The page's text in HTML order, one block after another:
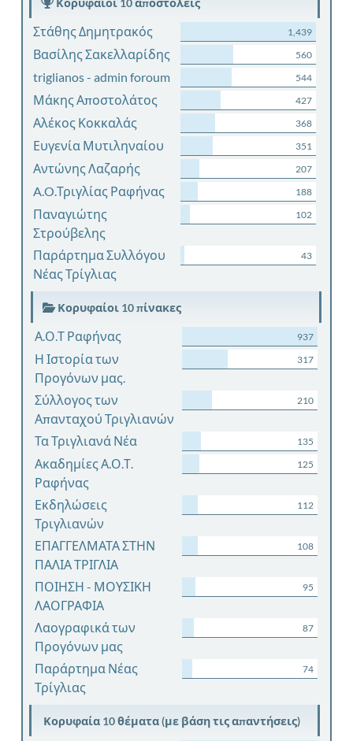
Κορυφαίοι 10 αποστολείς
Στάθης Δημητρακός 1,439
Βασίλης Σακελλαρίδης 560
triglianos - admin foroum 544
Μάκης Αποστολάτος 427
Αλέκος Κοκκαλάς 368
Ευγενία Μυτιληναίου 351
Αντώνης Λαζαρής 207
A.O.Τριγλίας Ραφήνας 188
Παναγιώτης
Στρούβελης
102
Παράρτημα Συλλόγου
Νέας Τρίγλιας
43
Κορυφαίοι 10 πίνακες
Α.Ο.Τ Ραφήνας 937
Η Ιστορία των
Προγόνων μας.
317
Σύλλογος των
Απανταχού Τριγλιανών
210
Τα Τριγλιανά Νέα 135
Ακαδημίες Α.Ο.Τ.
Ραφήνας
125
Εκδηλώσεις
Τριγλιανών
112
ΕΠΑΓΓΕΛΜΑΤΑ ΣΤΗΝ
ΠΑΛΙΑ ΤΡΙΓΛΙΑ
108
ΠΟΙΗΣΗ - ΜΟΥΣΙΚΗ
ΛΑΟΓΡΑΦΙΑ
95
Λαογραφικά των
Προγόνων μας
87
Παράρτημα Νέας
Τρίγλιας
74
Κορυφαία 10 θέματα (με βάση τις απαντήσεις)